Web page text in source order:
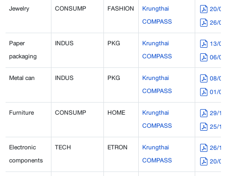
Jewelry
CONSUMP FASHION
Krungthai
COMPASS
20/
26/
Paper
packaging
INDUS PKG
Krungthai
COMPASS
13/
06/
Metal can
INDUS PKG
Krungthai
COMPASS
08/
01/
Furniture
CONSUMP HOME
Krungthai
COMPASS
29/
25/
Electronic
components
TECH ETRON
Krungthai
COMPASS
26/
20/